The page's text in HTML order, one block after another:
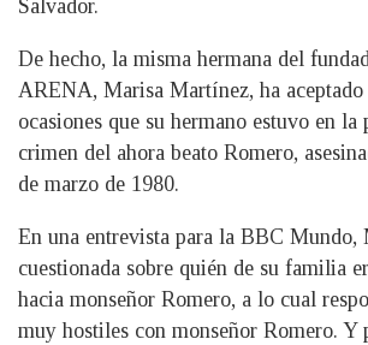
Salvador.
De hecho, la misma hermana del
ARENA, Marisa Martínez, ha aceptado
ocasiones que su hermano estuvo en la
crimen del ahora beato Romero,
de marzo de 1980.
En una entrevista para la BBC Mundo,
cuestionada sobre quién de su familia
hacia monseñor Romero, a lo cual
muy hostiles con monseñor Romero. Y